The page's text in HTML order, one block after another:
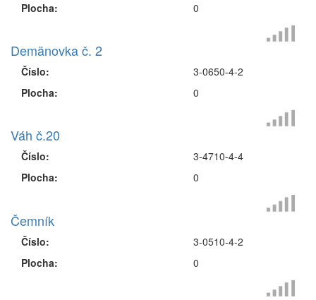
Plocha:
0
Demänovka č. 2
Číslo:
Plocha:
3-0650-4-2
0
Váh č.20
Číslo:
Plocha:
3-4710-4-4
0
Čemník
Číslo:
Plocha:
3-0510-4-2
0